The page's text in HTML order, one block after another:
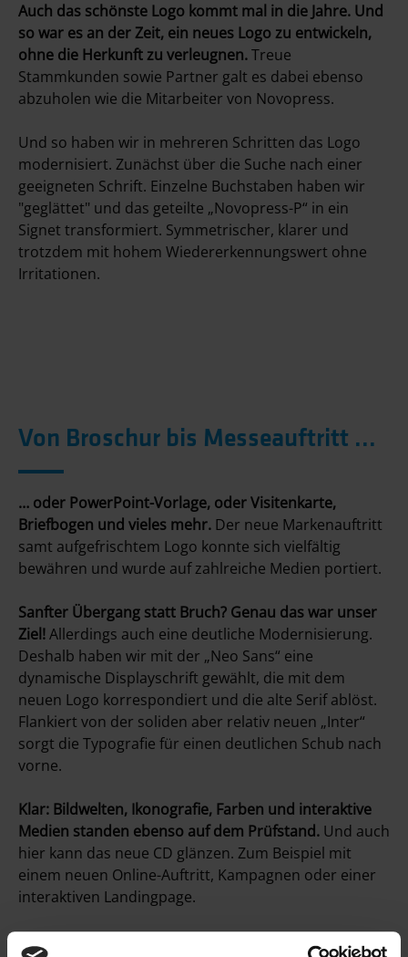
Auch das schönste Logo kommt mal in die Jahre. Und
so war es an der Zeit, ein neues Logo zu entwickeln,
ohne die Herkunft zu verleugnen.Treue
Stammkunden sowie Partner galt es dabei ebenso
abzuholen wie die Mitarbeiter von Novopress.
Und so haben wir in mehreren Schritten das Logo
modernisiert. Zunächst über die Suche nach einer
geeigneten Schrift. Einzelne Buchstaben haben wir
"geglättet" und das geteilte „Novopress-P“ in ein
Signet transformiert. Symmetrischer, klarer und
trotzdem mit hohem Wiedererkennungswert ohne
Irritationen.
Von Broschur bis Messeauftritt ...
… oder PowerPoint-Vorlage, oder Visitenkarte,
Briefbogen und vieles mehr. Der neue Markenauftritt
samt aufgefrischtem Logo konnte sich vielfältig
bewähren und wurde auf zahlreiche Medien portiert.
Sanfter Übergang statt Bruch? Genau das war unser
Ziel!Allerdings auch eine deutliche Modernisierung.
Deshalb haben wir mit der „Neo Sans“ eine
dynamische Displayschrift gewählt, die mit dem
neuen Logo korrespondiert und die alte Serif ablöst.
Flankiert von der soliden aber relativ neuen „Inter“
sorgt die Typografie für einen deutlichen Schub nach
vorne.
Klar: Bildwelten, Ikonografie, Farben und interaktive
Medien standen ebenso auf dem Prüfstand. Und auch
hier kann das neue CD glänzen. Zum Beispiel mit
einem neuen Online-Auftritt, Kampagnen oder einer
interaktiven Landingpage.